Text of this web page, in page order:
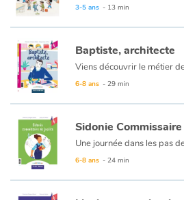
3-5 ans - 13 min
Baptiste, architecte
6-8 ans - 29 min
Sidonie
6-8 ans - 24 min